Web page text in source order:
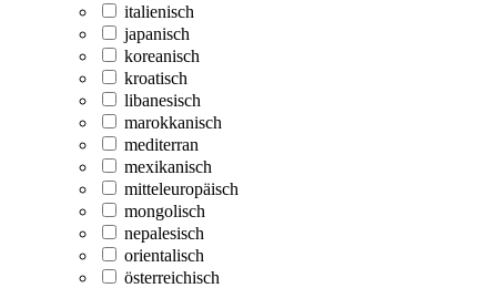
italienisch
japanisch
koreanisch
kroatisch
libanesisch
marokkanisch
mediterran
mexikanisch
mitteleuropäisch
mongolisch
nepalesisch
orientalisch
österreichisch